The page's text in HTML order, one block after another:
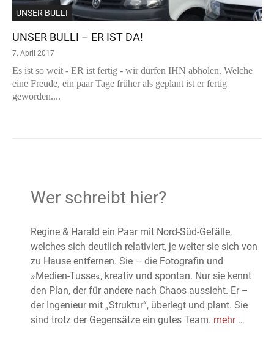
UNSER BULLI
UNSER BULLI – ER IST DA!
7. April 2017
Es ist so weit - ER ist fertig - wir dürfen IHN abholen. Welche
eine Freude, ein paar Tage früher als geplant ist er fertig
geworden....
Wer schreibt hier?
Regine & Harald ein Paar mit Nord-Süd-Gefälle,
welches sich deutlich relativiert, je weiter sie sich von
zu Hause entfernen. Sie – die Fotografin und
»Medien-Tusse«, kreativ und spontan. Nur sie kennt
den Plan, der für andere nach Chaos aussieht. Er –
der Ingenieur mit „Struktur“, überlegt und plant. Sie
sind trotz der Gegensätze ein gutes Team. mehr …